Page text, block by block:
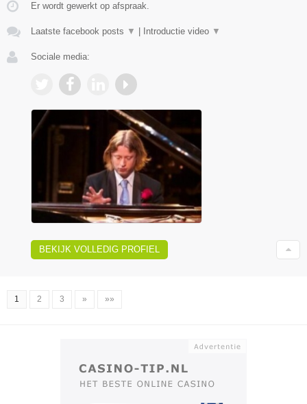
Er wordt gewerkt op afspraak.
Laatste facebook posts ▼ Introductie video ▼
Sociale media:
BEKIJK VOLLEDIG PROFIEL
1 2 3 » »»